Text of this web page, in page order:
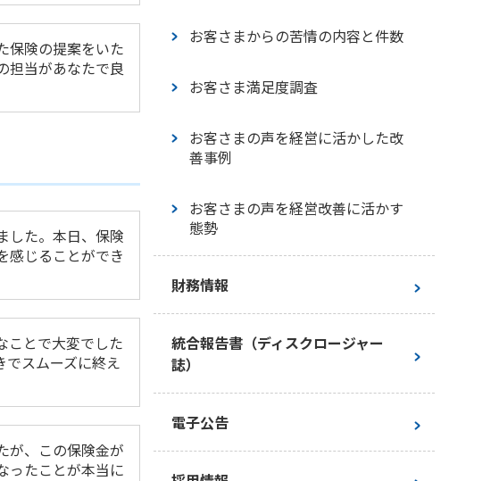
保険の提案をいた
担当があなたで良
した。本日、保険
感じることができ
ことで大変でした
でスムーズに終え
が、この保険金が
ったことが本当に
社会
ガバナンス
サステナブル投資
ト
社外からの評価・イニシアチブへ
の賛同
ESGライブラリ・インデックス
お客さまからの苦情の内容と件数
お客さま満足度調査
お客さまの声を経営に活かした改
善事例
お客さまの声を経営改善に活かす
態勢
財務情報
統合報告書（ディスクロージャー
誌）
電子公告